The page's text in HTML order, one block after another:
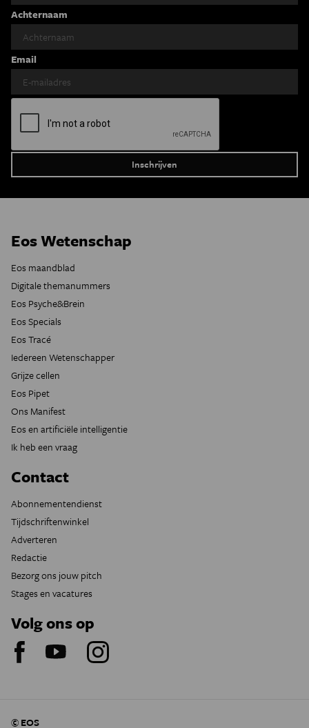
Achternaam
Email
Eos Wetenschap
Eos maandblad
Digitale themanummers
Eos Psyche&Brein
Eos Specials
Eos Tracé
Iedereen Wetenschapper
Grijze cellen
Eos Pipet
Ons Manifest
Eos en artificiële intelligentie
Ik heb een vraag
Contact
Abonnementendienst
Tijdschriftenwinkel
Adverteren
Redactie
Bezorg ons jouw pitch
Stages en vacatures
Volg ons op
© EOS